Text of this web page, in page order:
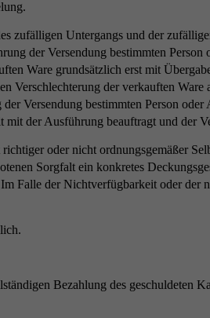
zufälligen Untergangs und der
der Versendung bestimmten
Ware grundsätzlich erst mit
Verschlechterung der verkauften
Versendung bestimmten Person
der Ausführung beauftragt und der
oder nicht ordnungsgemäßer
Sorgfalt ein konkretes
Falle der Nichtverfügbarkeit oder
Bezahlung des geschuldeten